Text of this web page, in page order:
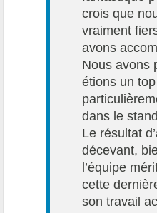
crois que
vraiment
avons
Nous avons
étions un
dans le
Le résultat
décevant,
l’équipe
cette
son travail